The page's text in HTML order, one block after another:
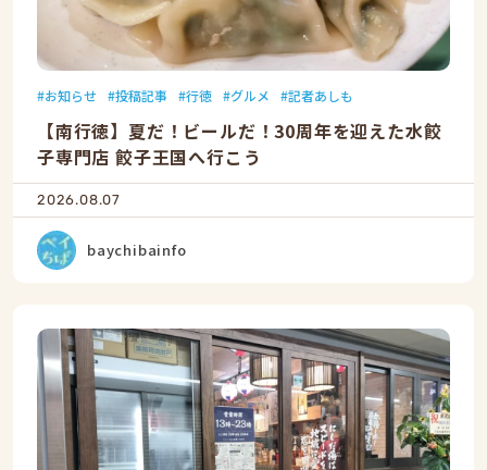
お知らせ 投稿記事 行徳 グルメ 記者あしも
【南行徳】夏だ！ビールだ！30周年を迎えた水餃
子専門店 餃子王国へ行こう
2026.08.07
baychibainfo